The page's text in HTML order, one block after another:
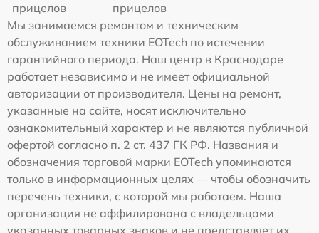
прицелов
прицелов
Мы занимаемся ремонтом и техническим
обслуживанием техники EOTech по истечении
гарантийного периода. Наш центр в Краснодаре
работает независимо и не имеет официальной
авторизации от производителя. Цены на ремонт,
указанные на сайте, носят исключительно
ознакомительный характер и не являются публичной
офертой согласно п. 2 ст. 437 ГК РФ. Названия и
обозначения торговой марки EOTech упоминаются
только в информационных целях — чтобы обозначить
перечень техники, с которой мы работаем. Наша
организация не аффилирована с владельцами
указанных товарных знаков и не представляет их